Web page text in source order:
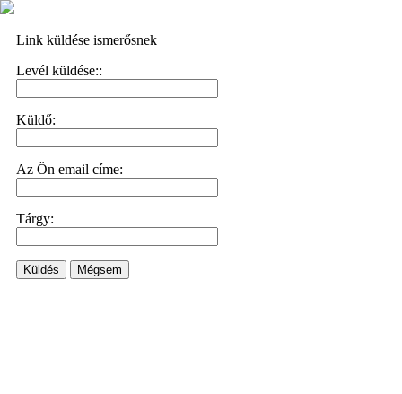
Link küldése ismerősnek
Levél küldése::
Küldő:
Az Ön email címe:
Tárgy:
Küldés Mégsem